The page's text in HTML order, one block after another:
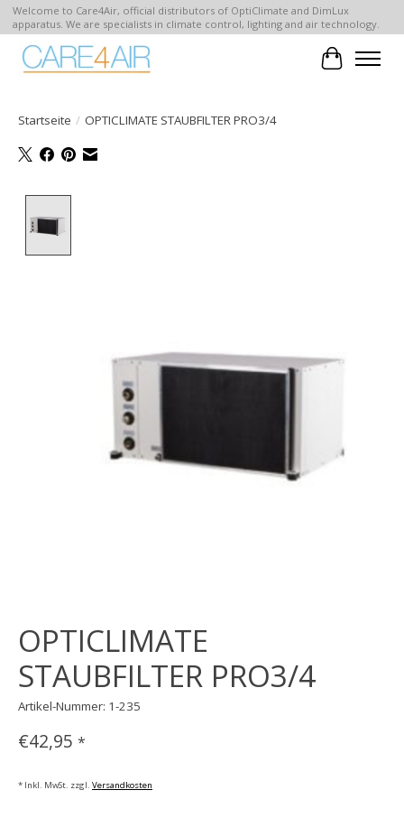
Welcome to Care4Air, official distributors of OptiClimate and DimLux
apparatus. We are specialists in climate control, lighting and air technology.
Ihr
Startseite / OPTICLIMATE STAUBFILTER PRO3/4
OPTICLIMATE
STAUBFILTER PRO3/4
Artikel-Nummer: 1-235
€42,95 *
* Inkl. MwSt. zzgl. Versandkosten